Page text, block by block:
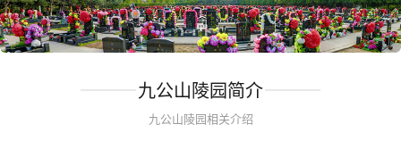
九公山陵园简介
九公山陵园相关介绍